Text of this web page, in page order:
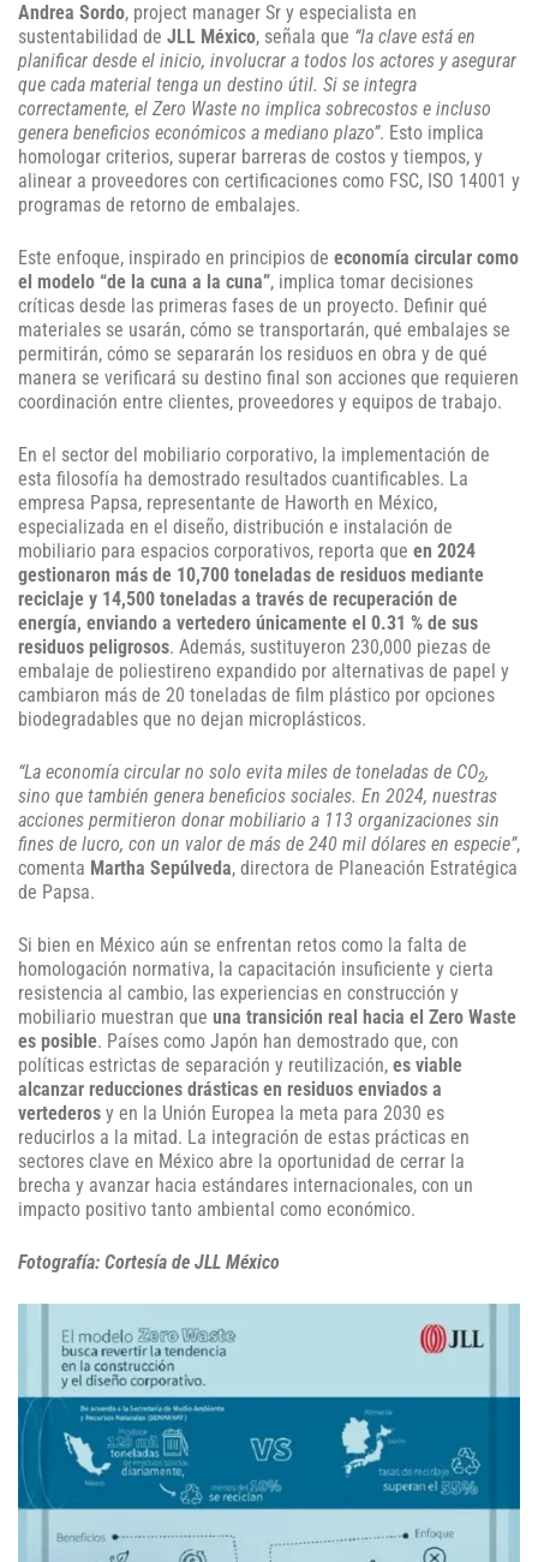
Andrea Sordo, project manager Sr y especialista en
sustentabilidad de JLL México, señala que “la clave está en
planificar desde el inicio, involucrar a todos los actores y asegurar
que cada material tenga un destino útil. Si se integra
correctamente, el Zero Waste no implica sobrecostos e incluso
genera beneficios económicos a mediano plazo”. Esto implica
homologar criterios, superar barreras de costos y tiempos, y
alinear a proveedores con certificaciones como FSC, ISO 14001 y
programas de retorno de embalajes.
Este enfoque, inspirado en principios de economía circular como
el modelo “de la cuna a la cuna”, implica tomar decisiones
críticas desde las primeras fases de un proyecto. Definir qué
materiales se usarán, cómo se transportarán, qué embalajes se
permitirán, cómo se separarán los residuos en obra y de qué
manera se verificará su destino final son acciones que requieren
coordinación entre clientes, proveedores y equipos de trabajo.
En el sector del mobiliario corporativo, la implementación de
esta filosofía ha demostrado resultados cuantificables. La
empresa Papsa, representante de Haworth en México,
especializada en el diseño, distribución e instalación de
mobiliario para espacios corporativos, reporta que en 2024
gestionaron más de 10,700 toneladas de residuos mediante
reciclaje y 14,500 toneladas a través de recuperación de
energía, enviando a vertedero únicamente el 0.31 % de sus
residuos peligrosos. Además, sustituyeron 230,000 piezas de
embalaje de poliestireno expandido por alternativas de papel y
cambiaron más de 20 toneladas de film plástico por opciones
biodegradables que no dejan microplásticos.
“La economía circular no solo evita miles de toneladas de CO2,
sino que también genera beneficios sociales. En 2024, nuestras
acciones permitieron donar mobiliario a 113 organizaciones sin
fines de lucro, con un valor de más de 240 mil dólares en especie”,
comenta Martha Sepúlveda, directora de Planeación Estratégica
de Papsa.
Si bien en México aún se enfrentan retos como la falta de
homologación normativa, la capacitación insuficiente y cierta
resistencia al cambio, las experiencias en construcción y
mobiliario muestran que una transición real hacia el Zero Waste
es posible. Países como Japón han demostrado que, con
políticas estrictas de separación y reutilización, es viable
alcanzar reducciones drásticas en residuos enviados a
vertederos y en la Unión Europea la meta para 2030 es
reducirlos a la mitad. La integración de estas prácticas en
sectores clave en México abre la oportunidad de cerrar la
brecha y avanzar hacia estándares internacionales, con un
impacto positivo tanto ambiental como económico.
Fotografía: Cortesía de JLL México